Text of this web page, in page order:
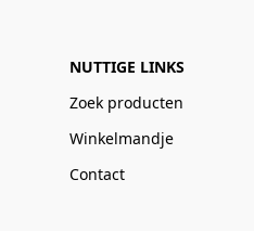
NUTTIGE LINKS
Zoek producten
Winkelmandje
Contact